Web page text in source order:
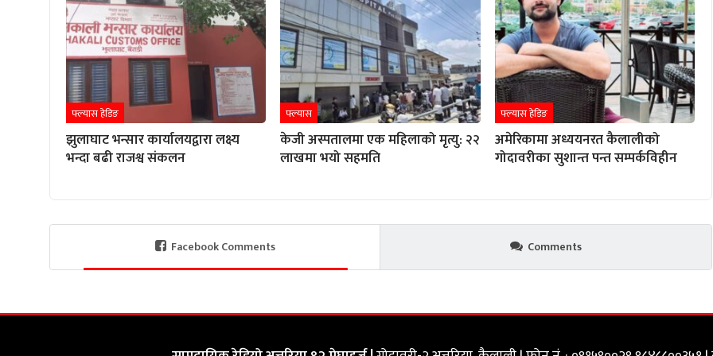
फ्ल्यास हेडिङ
झुलाघाट भन्सार कार्यालयद्वारा लक्ष्य
भन्दा बढी राजश्व संकलन
फ्ल्यास
केजी अस्पतालमा एक महिलाको मृत्यु: २२
लाखमा भयो सहमति
फ्ल्यास हेडिङ
अमेरिकामा अध्ययनरत कैलालीको
गोदावरीका सुशान्त पन्त सम्पर्कविहीन
Facebook Comments Comments